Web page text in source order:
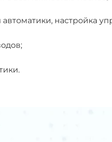
настройка